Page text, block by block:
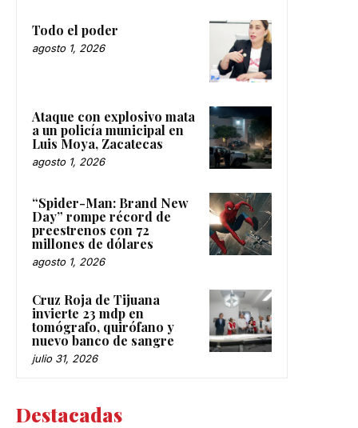
Todo el poder
agosto 1, 2026
Ataque con explosivo mata
a un policía municipal en
Luis Moya, Zacatecas
agosto 1, 2026
“Spider-Man: Brand New
Day” rompe récord de
preestrenos con 72
millones de dólares
agosto 1, 2026
Cruz Roja de Tijuana
invierte 23 mdp en
tomógrafo, quirófano y
nuevo banco de sangre
julio 31, 2026
Destacadas